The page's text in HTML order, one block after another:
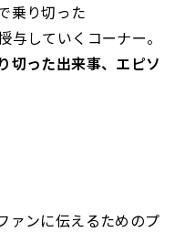
乗り切った
与していくコーナー。
切った出来事、エピソ
ァンに伝えるためのプ